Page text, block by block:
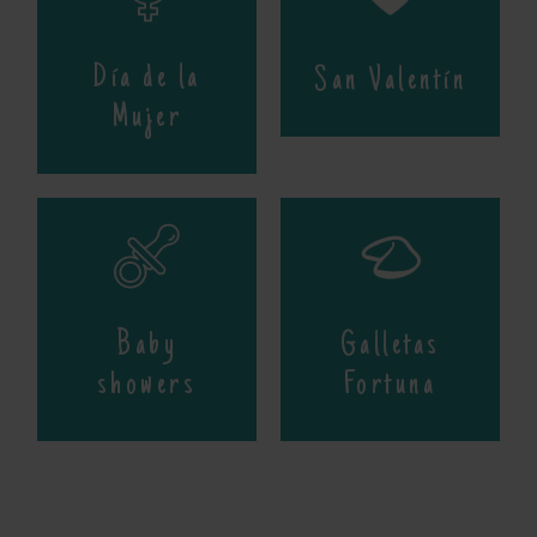
Día de la
Mujer
San Valentín
Baby
showers
Galletas
Fortuna